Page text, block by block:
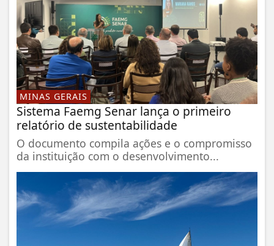
MINAS GERAIS
Sistema Faemg Senar lança o primeiro
relatório de sustentabilidade
O documento compila ações e o compromisso
da instituição com o desenvolvimento...